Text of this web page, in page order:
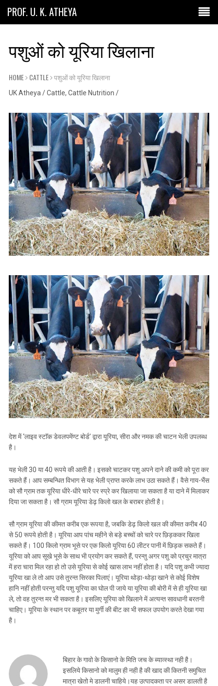
PROF. U. K. ATHEYA
पशुओं को यूरिया खिलाना
HOME CATTLE पशुओं को यूरिया खिलाना
UK Atheya /Cattle, Cattle Nutrition /
देश में ‘लाइव स्टाॅक डेवलपमेंण्ट बोर्ड’ द्वारा यूरिया, सीरा और नमक की चाटन भेली उपलब्ध
है।
यह भेली 30 या 40 रूपये की आती है। इसको चाटकर पशु अपने दाने की कमी को पूरा कर
सकते हैं। आप सम्बन्धित विभाग से यह भेली प्राप्त करके लाभ उठा सकते हैं। वैसे गाय-भैंस
को सौ ग्राम तक यूरिया धीरे-धीरे चारे पर स्प्रे कर खिलाया जा सकता है या दाने में मिलाकर
दिया जा सकता है। सौ ग्राम यूरिया डेढ़ किलो खल के बराबर होती है।
सौ ग्राम यूरिया की कीमत करीब एक रूपया है, जबकि डेढ़ किलो खल की कीमत करीब 40
से 50 रूपये होती है। यूरिया आप पांच महीने से बड़े बच्चों को चारे पर छिड़ककर खिला
सकते हैं। 100 किलो ग्राम भूसे पर एक किलो यूरिया 60 लीटर पानी में छिड़क सकते हैं।
यूरिया को आप सूखे भूसे के साथ भी प्रयोग कर सकते हैं, परन्तु अगर पशु को प्रचुर मात्रा
में हरा चारा मिल रहा हो तो उसे यूरिया से कोई खास लाभ नहीं होता है। यदि पशु कभी ज्यादा
यूरिया खा ले तो आप उसे तुरन्त सिरका पिलाएं। यूरिया थोड़ा-थोड़ा खाने से कोई विशेष
हानि नहीं होती परन्तु यदि पशु यूरिया का घोल पी जाये या यूरिया की बोरी में से ही यूरिया खा
ले, तो वह तुरन्त मर भी सकता है। इसलिए यूरिया को खिलाने में अत्यन्त सावधानी बरतनी
चाहिए। यूरिया के स्थान पर कबूतर या मुर्गी की बीट का भी सफल उपयोग करते देखा गया
है।
बिहार के गावो के किसानो के मिति जच के ब्याव्स्था नही है।
इसलिये किसानो को मालुम ही नही है की खाद की कितनी समुचित
मात्रा खेतो मे डालनी चाहिये।यह उत्पादकता पर असर डालती है